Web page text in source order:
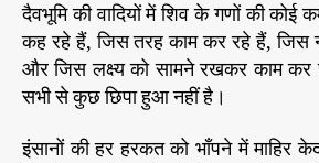
दैवभूमि की वादियों में शिव के गणों की कोई
कह रहे हैं, जिस तरह काम कर रहे हैं, जिस
और जिस लक्ष्य को सामने रखकर काम
सभी से कुछ छिपा हुआ नहीं है।
इंसानों की हर हरकत को भाँपने में माहिर